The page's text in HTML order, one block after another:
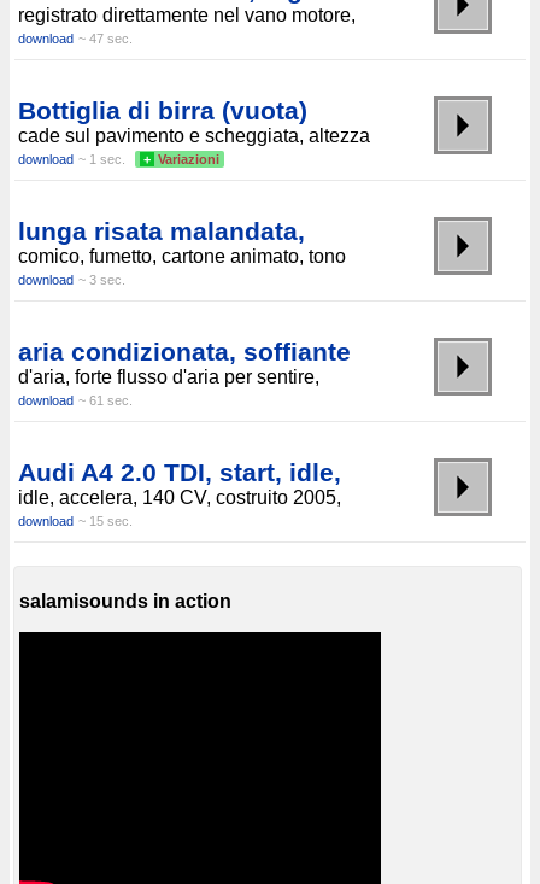
registrato direttamente nel vano motore,
download ~ 47 sec.
Bottiglia di birra (vuota)
cade sul pavimento e scheggiata, altezza
download ~ 1 sec. + Variazioni
lunga risata malandata,
comico, fumetto, cartone animato, tono
download ~ 3 sec.
aria condizionata, soffiante
d'aria, forte flusso d'aria per sentire,
download ~ 61 sec.
Audi A4 2.0 TDI, start, idle,
idle, accelera, 140 CV, costruito 2005,
download ~ 15 sec.
salamisounds in action